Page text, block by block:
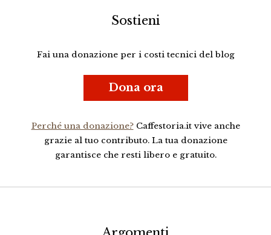
Sostieni
Fai una donazione per i costi tecnici del blog
Dona ora
Perché una donazione?Caffestoria.it vive anche
grazie al tuo contributo. La tua donazione
garantisce che resti libero e gratuito.